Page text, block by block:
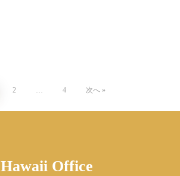
2 … 4 次へ
Hawaii Office